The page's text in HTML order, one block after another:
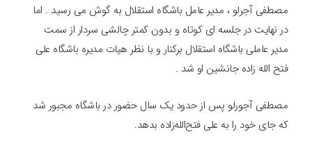
مصطفی آجرلو ، مدیر عامل باشگاه استقلال به گوش می رسید . اما
در نهایت در جلسه ای کوتاه و بدون کمتر چالشی سردار از سمت
مدیر عاملی باشگاه استقلال برکنار و با نظر هیات مدیره باشگاه علی
فتح الله زاده جانشین او شد .
مصطفی آجورلو پس از حدود یک سال حضور در باشگاه مجبور شد
که جای خود را به علی فتح‌الله‌زاده بدهد.